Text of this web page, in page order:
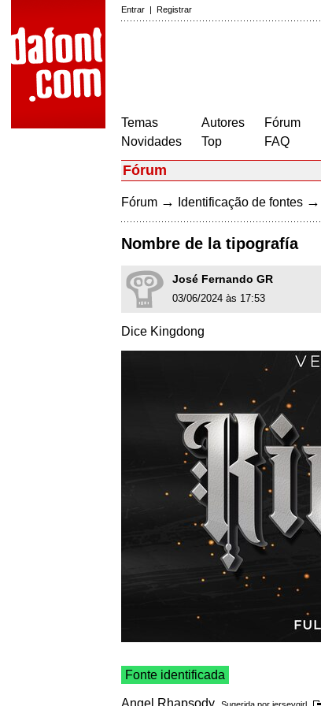
Entrar | Registrar
Temas
Novidades
Autores
Top
Fórum
FAQ
Fórum
Fórum → Identificação de fontes →
Nombre de la tipografía
José Fernando GR
03/06/2024 às 17:53
Dice Kingdong
Fonte identificada